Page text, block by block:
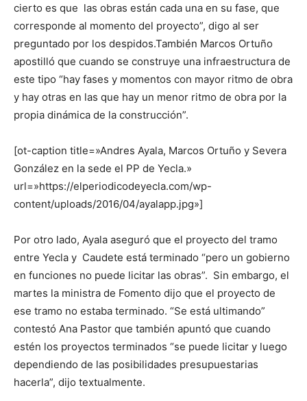
cierto es que las obras están cada una en su fase, que
corresponde al momento del proyecto”, digo al ser
preguntado por los despidos.También Marcos Ortuño
apostilló que cuando se construye una infraestructura de
este tipo “hay fases y momentos con mayor ritmo de obra
y hay otras en las que hay un menor ritmo de obra por la
propia dinámica de la construcción”.
[ot-caption title=»Andres Ayala, Marcos Ortuño y Severa
González en la sede el PP de Yecla.»
url=»https://elperiodicodeyecla.com/wp-
content/uploads/2016/04/ayalapp.jpg»]
Por otro lado, Ayala aseguró que el proyecto del tramo
entre Yecla y Caudete está terminado “pero un gobierno
en funciones no puede licitar las obras”. Sin embargo, el
martes la ministra de Fomento dijo que el proyecto de
ese tramo no estaba terminado. “Se está ultimando”
contestó Ana Pastor que también apuntó que cuando
estén los proyectos terminados “se puede licitar y luego
dependiendo de las posibilidades presupuestarias
hacerla”, dijo textualmente.